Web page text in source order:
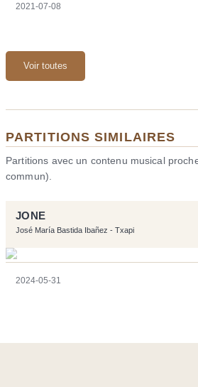
2021-07-08
Voir toutes
PARTITIONS SIMILAIRES
Partitions avec un contenu musical
commun).
JONE
José María Bastida Ibañez - Txapi
2024-05-31